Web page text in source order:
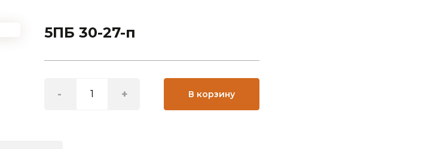
5ПБ 30-27-п
- + В корзину